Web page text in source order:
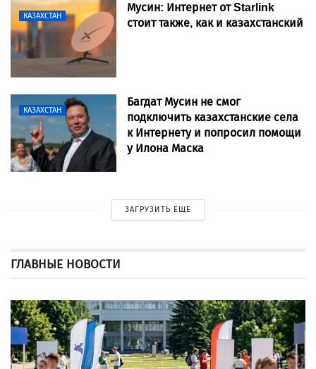
КАЗАХСТАН
Мусин: Интернет от Starlink
стоит также, как и казахстанский
КАЗАХСТАН
Багдат Мусин не смог
подключить казахстанские села
к Интернету и попросил помощи
у Илона Маска
ЗАГРУЗИТЬ ЕЩЕ
ГЛАВНЫЕ НОВОСТИ